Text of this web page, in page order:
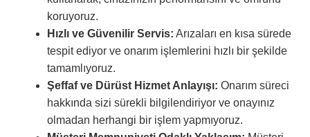
koruyoruz.
Hızlı ve Güvenilir Servis: Arızaları en kısa sürede
tespit ediyor ve onarım işlemlerini hızlı bir şekilde
tamamlıyoruz.
Şeffaf ve Dürüst Hizmet Anlayışı: Onarım süreci
hakkında sizi sürekli bilgilendiriyor ve onayınız
olmadan herhangi bir işlem yapmıyoruz.